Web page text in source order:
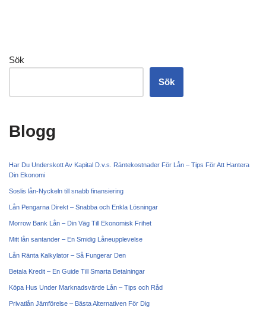
Sök
Sök
Blogg
Har Du Underskott Av Kapital D.v.s. Räntekostnader För Lån – Tips För Att Hantera
Din Ekonomi
Soslis lån-Nyckeln till snabb finansiering
Lån Pengarna Direkt – Snabba och Enkla Lösningar
Morrow Bank Lån – Din Väg Till Ekonomisk Frihet
Mitt lån santander – En Smidig Låneupplevelse
Lån Ränta Kalkylator – Så Fungerar Den
Betala Kredit – En Guide Till Smarta Betalningar
Köpa Hus Under Marknadsvärde Lån – Tips och Råd
Privatlån Jämförelse – Bästa Alternativen För Dig